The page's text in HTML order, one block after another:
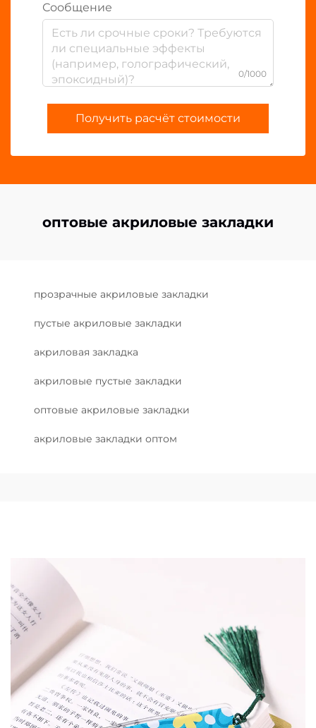
Сообщение
0/1000
Получить расчёт стоимости
оптовые акриловые закладки
прозрачные акриловые закладки
пустые акриловые закладки
акриловая закладка
акриловые пустые закладки
оптовые акриловые закладки
акриловые закладки оптом